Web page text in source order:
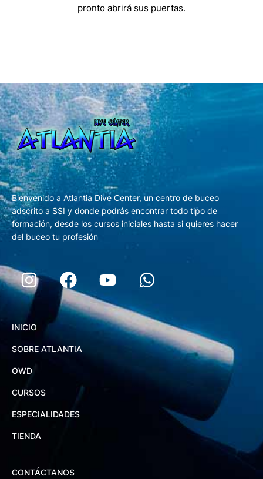
pronto abrirá sus puertas.
Bienvenido a Atlantia Dive Center, un centro de buceo
adscrito a SSI y donde podrás encontrar todo tipo de
formación, desde los cursos iniciales hasta si quieres hacer
del buceo tu profesión
INICIO
SOBRE ATLANTIA
OWD
CURSOS
ESPECIALIDADES
TIENDA
CONTÁCTANOS